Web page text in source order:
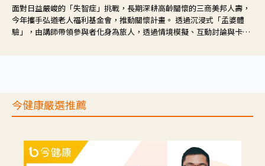
面對日益嚴峻的「失智症」挑戰，長期深耕高齡關懷的三商美邦人壽，
今年攜手弘道老人福利基金會，推動關懷計畫。 透過沉浸式「孟婆體
驗」，由講師帶領參與者化身為旅人，透過情境模擬、互動討論與卡牌
今健康嚴選推薦